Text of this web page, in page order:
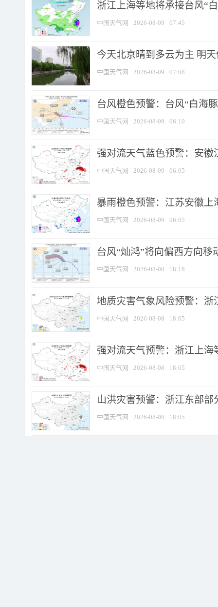
浙江上海等地将承接台风“
中国天气网 2026-08-09 07:45
今天北京晴到多云为主 明
中国天气网 2026-08-09 07:08
台风橙色预警：台风“白海
中国天气网 2026-08-09 06:10
强对流天气蓝色预警：安徽
中国天气网 2026-08-09 06:05
暴雨橙色预警：江苏安徽上
中国天气网 2026-08-09 06:05
台风“灿鸿”将向偏西方向移
中国天气网 2026-08-08 18:18
地质灾害气象风险预警：
中国天气网 2026-08-08 18:05
强对流天气预警：浙江上海
中国天气网 2026-08-08 18:05
山洪灾害预警：浙江东部
中国天气网 2026-08-08 18:05